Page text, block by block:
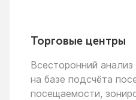
Торговые центры
Всесторонний
на базе подсчёта
посещаемости,